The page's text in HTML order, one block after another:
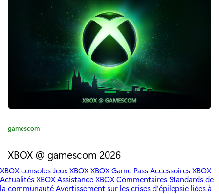
o
n
s
u
r
l
e
i
c
r
C
é
g
o
r
gamescom
XBOX @ gamescom 2026
XBOX consolesJeux XBOXXBOX Game PassAccessoires XBOX
Actualités XBOXAssistance XBOXCommentaires Standards de
la communautéAvertissement sur les crises d’épilepsie liées à